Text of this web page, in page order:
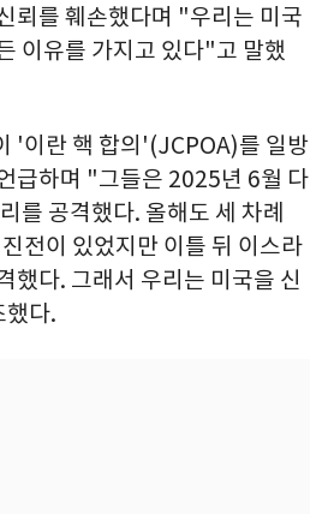
뢰를 훼손했다며 "우리는 미국
이유를 가지고 있다"고 말했
'이란 핵 합의'(JCPOA)를 일방
급하며 "그들은 2025년 6월 다
를 공격했다. 올해도 세 차례
전이 있었지만 이틀 뒤 이스라
했다. 그래서 우리는 미국을 신
했다.